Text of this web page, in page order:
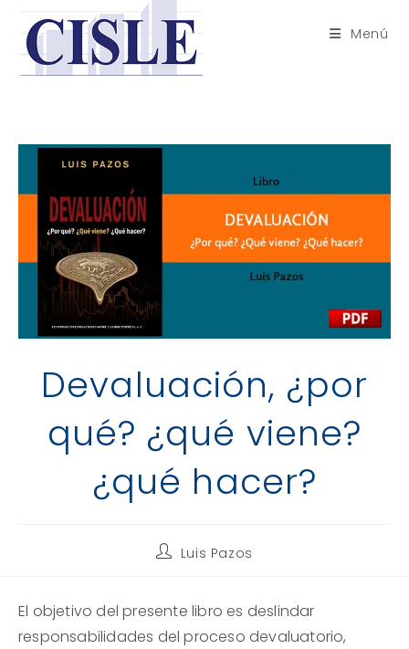
contenido
Menú
Devaluación, ¿por
qué? ¿qué viene?
¿qué hacer?
Autor
entrada:
Luis Pazos
El objetivo del presente libro es deslindar
responsabilidades del proceso devaluatorio,